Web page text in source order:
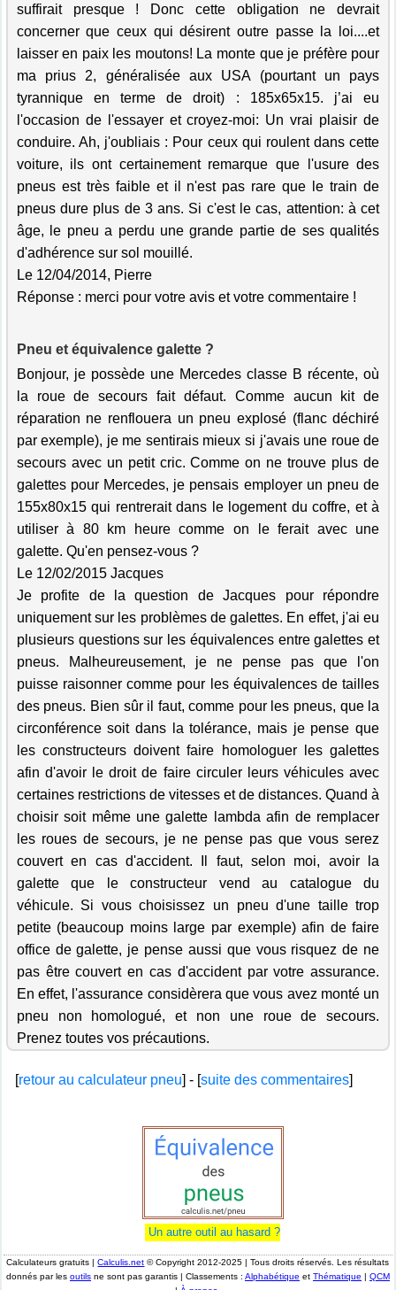
suffirait presque ! Donc cette obligation ne devrait
concerner que ceux qui désirent outre passe la loi....et
laisser en paix les moutons! La monte que je préfère pour
ma prius 2, généralisée aux USA (pourtant un pays
tyrannique en terme de droit) : 185x65x15. j’ai eu
l'occasion de l'essayer et croyez-moi: Un vrai plaisir de
conduire. Ah, j'oubliais : Pour ceux qui roulent dans cette
voiture, ils ont certainement remarque que l'usure des
pneus est très faible et il n'est pas rare que le train de
pneus dure plus de 3 ans. Si c'est le cas, attention: à cet
âge, le pneu a perdu une grande partie de ses qualités
d'adhérence sur sol mouillé.
Le 12/04/2014, Pierre
Réponse : merci pour votre avis et votre commentaire !
Pneu et équivalence galette ?
Bonjour, je possède une Mercedes classe B récente, où
la roue de secours fait défaut. Comme aucun kit de
réparation ne renflouera un pneu explosé (flanc déchiré
par exemple), je me sentirais mieux si j'avais une roue de
secours avec un petit cric. Comme on ne trouve plus de
galettes pour Mercedes, je pensais employer un pneu de
155x80x15 qui rentrerait dans le logement du coffre, et à
utiliser à 80 km heure comme on le ferait avec une
galette. Qu'en pensez-vous ?
Le 12/02/2015 Jacques
Je profite de la question de Jacques pour répondre
uniquement sur les problèmes de galettes. En effet, j'ai eu
plusieurs questions sur les équivalences entre galettes et
pneus. Malheureusement, je ne pense pas que l'on
puisse raisonner comme pour les équivalences de tailles
des pneus. Bien sûr il faut, comme pour les pneus, que la
circonférence soit dans la tolérance, mais je pense que
les constructeurs doivent faire homologuer les galettes
afin d'avoir le droit de faire circuler leurs véhicules avec
certaines restrictions de vitesses et de distances. Quand à
choisir soit même une galette lambda afin de remplacer
les roues de secours, je ne pense pas que vous serez
couvert en cas d'accident. Il faut, selon moi, avoir la
galette que le constructeur vend au catalogue du
véhicule. Si vous choisissez un pneu d'une taille trop
petite (beaucoup moins large par exemple) afin de faire
office de galette, je pense aussi que vous risquez de ne
pas être couvert en cas d'accident par votre assurance.
En effet, l'assurance considèrera que vous avez monté un
pneu non homologué, et non une roue de secours.
Prenez toutes vos précautions.
[retour au calculateur pneu] - [suite des commentaires]
Un autre outil au hasard ?
Calculateurs gratuits |Calculis.net © Copyright 2012-2025 | Tous droits réservés. Les résultats
donnés par les outilsne sont pas garantis | Classements : Alphabétique et Thématique | QCM